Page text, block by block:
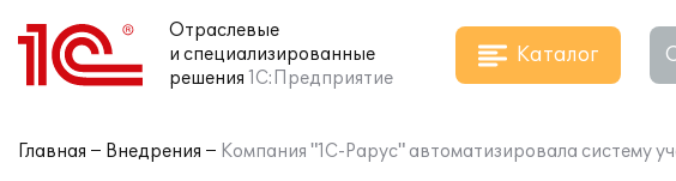
Отраслевые
и специализированные
решения 1С:Предприятие
Каталог
Главная Внедрения Компания "1С-Рарус" автоматизировала систему